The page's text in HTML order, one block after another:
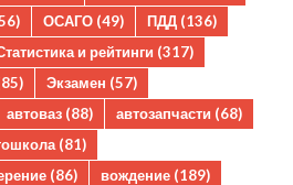
ОСАГО (49) ПДД (136)
и рейтинги (317)
Экзамен (57)
автоваз (88) автозапчасти (68)
(81)
(86) вождение (189)